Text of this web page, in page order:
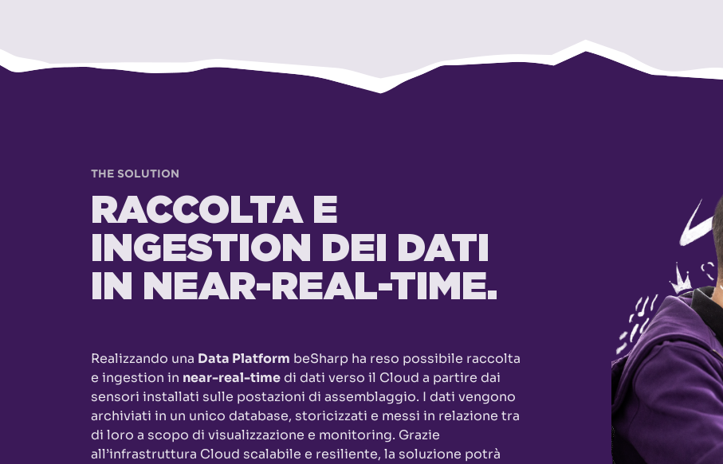
THE SOLUTION
RACCOLTA E
INGESTION DEI DATI
IN NEAR-REAL-TIME.
Realizzando una Data Platform beSharp ha reso possibile raccolta
e ingestion in near-real-timedi dati verso il Cloud a partire dai
sensori installati sulle postazioni di assemblaggio. I dati vengono
archiviati in un unico database, storicizzati e messi in relazione tra
di loro a scopo di visualizzazione e monitoring. Grazie
all’infrastruttura Cloud scalabile e resiliente, la soluzione potrà